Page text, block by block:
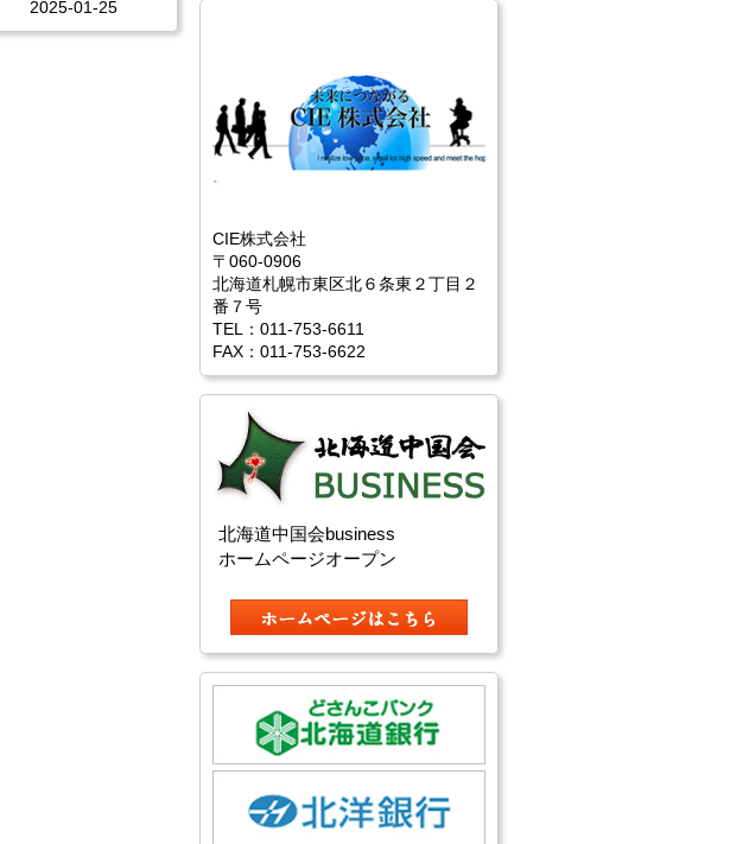
2025-01-25
CIE株式会社
〒060-0906
北海道札幌市東区北６条東２丁目２
番７号
TEL：011-753-6611
FAX：011-753-6622
北海道中国会business
ホームページオープン